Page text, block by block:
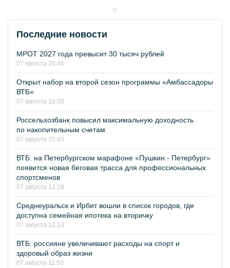
Последние новости
МРОТ 2027 года превысит 30 тысяч рублей
07 августа 20:46
Открыт набор на второй сезон программы «Амбассадоры
ВТБ»
07 августа 16:30
Россельхозбанк повысил максимальную доходность
по накопительным счетам
07 августа 15:40
ВТБ: на Петербургском марафоне «Пушкин - Петербург»
появится новая беговая трасса для профессиональных
спортсменов
07 августа 12:28
Среднеуральск и Ирбит вошли в список городов, где
доступна семейная ипотека на вторичку
07 августа 12:13
ВТБ: россияне увеличивают расходы на спорт и
здоровый образ жизни
07 августа 11:50